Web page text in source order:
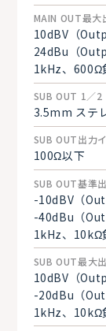
MAIN OUT最大
10dBV（
24dBu（
1kHz、600Ω
SUB OUT 1／2
3.5mm ステ
SUB OUT出力
100Ω以下
SUB OUT基準
-10dBV（
-40dBu（
1kHz、10kΩ
SUB OUT最大
10dBV（
-20dBu（
1kHz、10kΩ